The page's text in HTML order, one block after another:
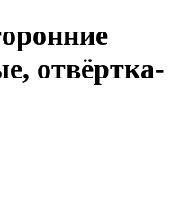
отвёртка-